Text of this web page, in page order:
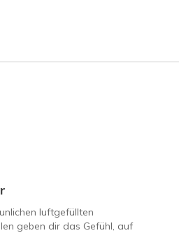
luftgefüllten
geben dir das Gefühl, auf